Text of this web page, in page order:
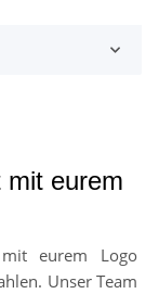
mit eurem
eurem Logo
Unser Team